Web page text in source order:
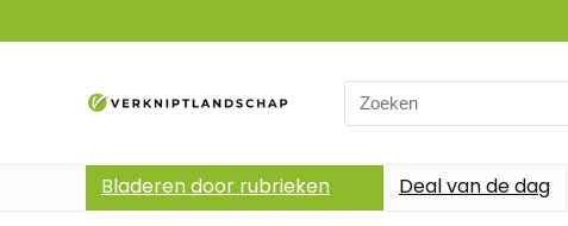
Search
for:
Bladeren door rubrieken Deal van de dag